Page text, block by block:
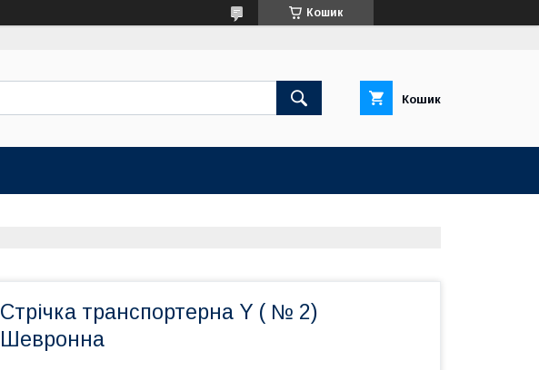
Кошик
Кошик
Стрічка транспортерна Y ( № 2)
Шевронна